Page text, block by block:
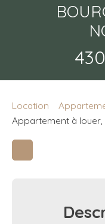
430
Location
Appartement à